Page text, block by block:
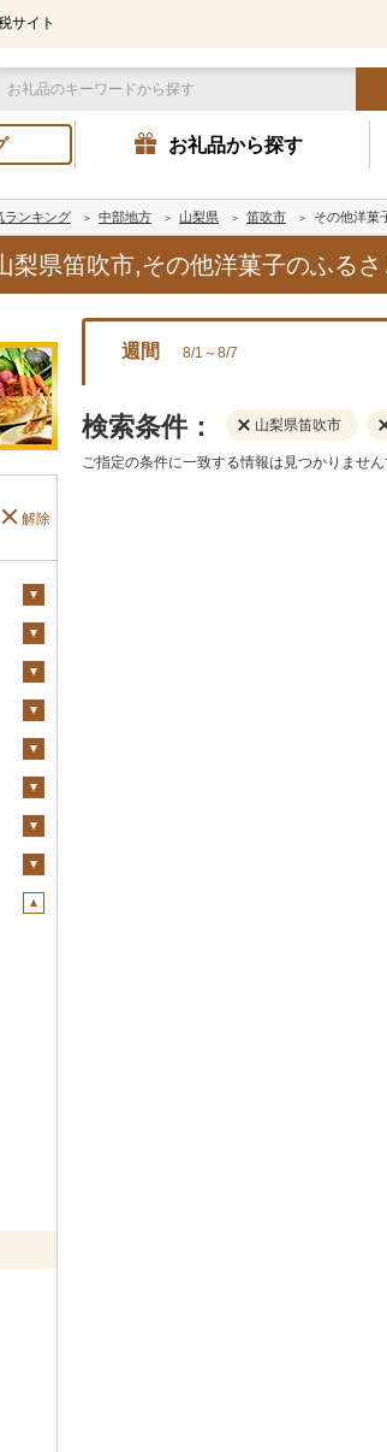
サイト
お礼品から探す
ランキング 中部地方 山梨県 笛吹市 その他洋菓
梨県笛吹市,その他洋菓子のふる
解除
週間 8/1～8/7
検索条件： 山梨県笛吹市
ご指定の条件に一致する情報は見つかりません